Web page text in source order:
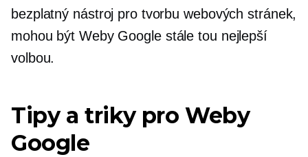
bezplatný nástroj pro tvorbu webových stránek,
mohou být Weby Google stále tou nejlepší
volbou.
Tipy a triky pro Weby
Google